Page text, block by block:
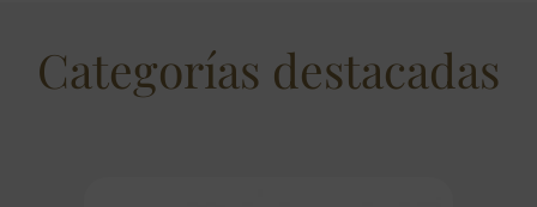
Categorías destacadas